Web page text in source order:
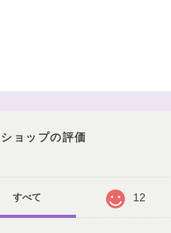
ショップの評価
すべて 12